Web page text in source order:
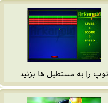
توپ را به مستطیل ها بزنید